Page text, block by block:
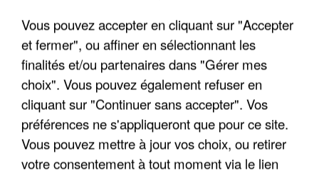
LES DONNÉES DE 300 000 CLIENTS DÉROBÉES À
INTERMARCHÉ APRÈS UNE...
Vous pouvez accepter en cliquant sur "Accepter
et fermer", ou affiner en sélectionnant les
finalités et/ou partenaires dans "Gérer mes
choix". Vous pouvez également refuser en
cliquant sur "Continuer sans accepter". Vos
préférences ne s'appliqueront que pour ce site.
Vous pouvez mettre à jour vos choix, ou retirer
votre consentement à tout moment via le lien